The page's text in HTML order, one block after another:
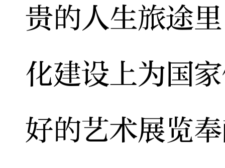
贵的人生旅途
化建设上为国
好的艺术展览